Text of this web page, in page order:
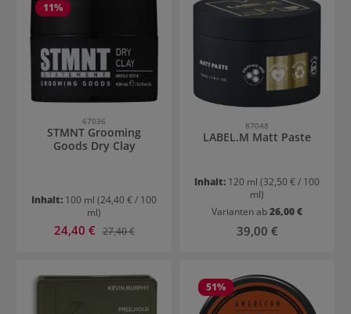
11%
67036
STMNT Grooming
Goods Dry Clay
Inhalt: 100 ml (24,40 € / 100
ml)
Verkaufspreis:
24,40 € Regulärer Preis:
27,40 €
87048
LABEL.M Matt Paste
Inhalt: 120 ml (32,50 € / 100
ml)
Varianten ab26,00 €
Regulärer Preis:
39,00 €
51%